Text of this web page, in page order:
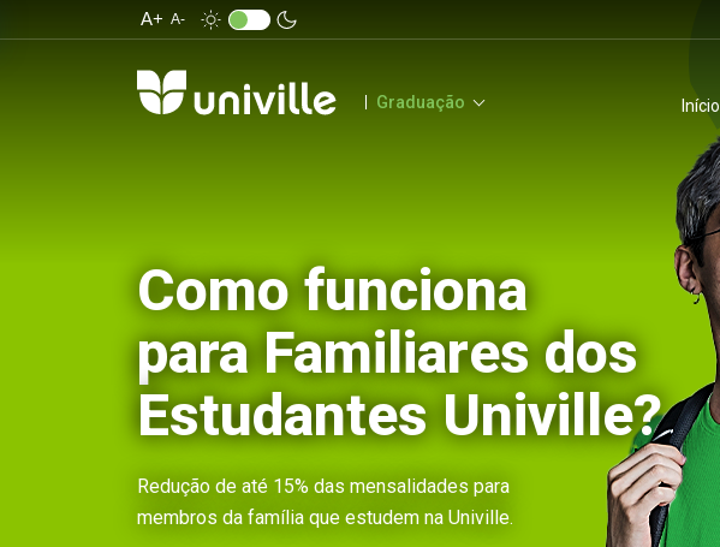
A+ A-
Graduação Início
Como funciona
para Familiares dos
Estudantes Univille?
Redução de até 15% das mensalidades para
membros da família que estudem na Univille.